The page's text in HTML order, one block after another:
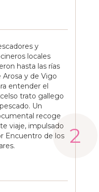
y
locales
hasta las rías
Arosa y de Vigo
entender el
trato gallego
Un
recoge
viaje, impulsado
Encuentro de los